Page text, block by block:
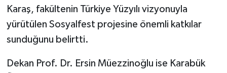
Karaş, fakültenin Türkiye Yüzyılı vizyonuyla
yürütülen Sosyalfest projesine önemli katkılar
sunduğunu belirtti.
Dekan Prof. Dr. Ersin Müezzinoğlu ise Karabük